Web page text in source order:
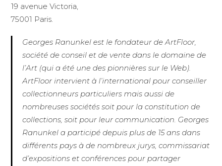
19 avenue Victoria,
75001 Paris.
Georges Ranunkel est le fondateur de ArtFloor,
société de conseil et de vente dans le domaine de
l’Art (qui a été une des pionnières sur le Web).
ArtFloor intervient à l’international pour conseiller
collectionneurs particuliers mais aussi de
nombreuses sociétés soit pour la constitution de
collections, soit pour leur communication. Georges
Ranunkel a participé depuis plus de 15 ans dans
différents pays à de nombreux jurys, commissariat
d’expositions et conférences pour partager